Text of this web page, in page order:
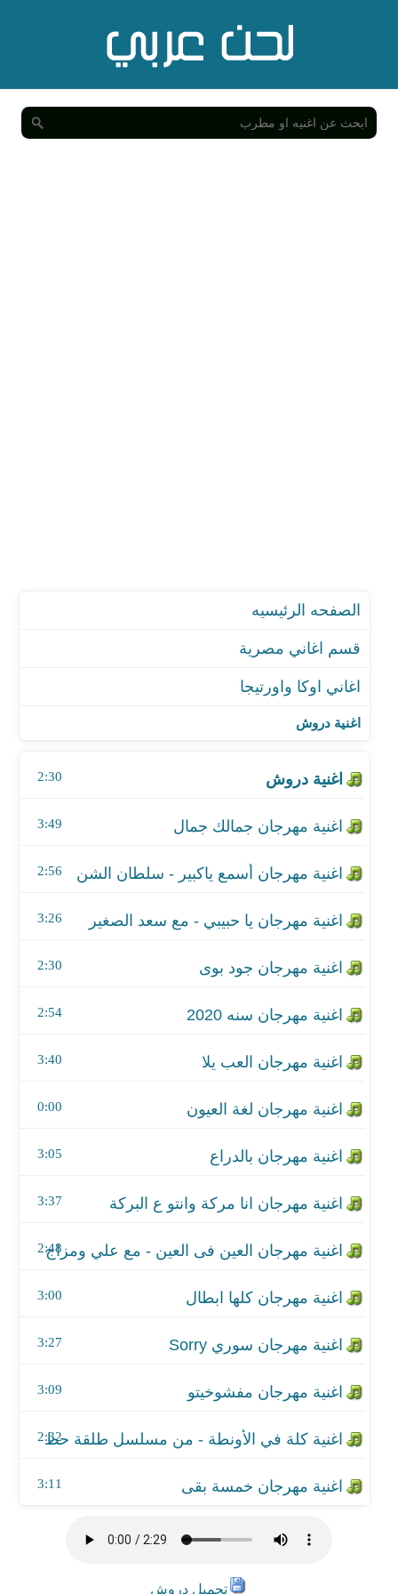
اغنية دروش
اغنية دروش
2:30
اغنية مهرجان جمالك جمال
3:49
2:56
3:26
2:30
2:54
اغنية مهرجان العب يلا
3:40
اغنية مهرجان لغة العيون
0:00
اغنية مهرجان بالدراع
3:05
3:37
2:48
3:00
اغنية مهرجان سوري Sorry
3:27
اغنية مهرجان مفشوخيتو
3:09
اغنية كلة في الأونطة - من مسلسل طلقة حظ
2:32
3:11
تحميل دروش